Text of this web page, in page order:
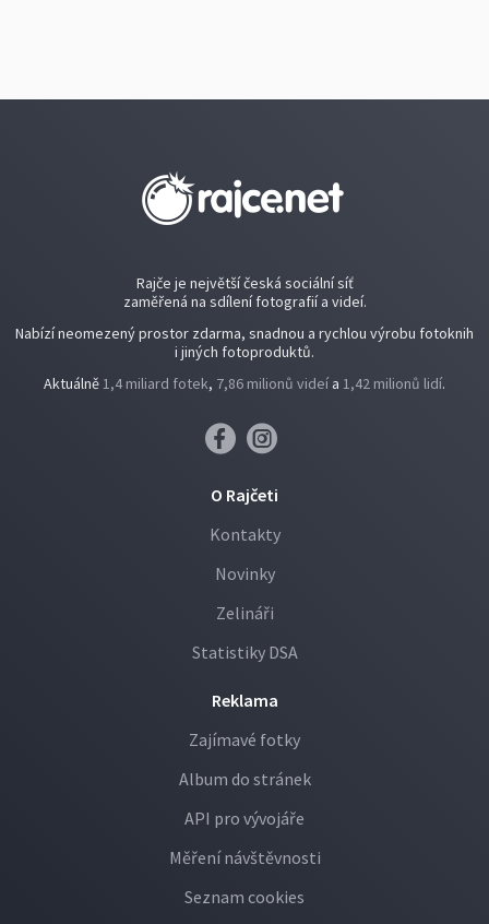
Rajče je největší česká sociální síť
zaměřená na sdílení fotografií a videí.
Nabízí neomezený prostor zdarma, snadnou a rychlou výrobu fotoknih
i jiných fotoproduktů.
Aktuálně1,4 miliard fotek, 7,86 milionů videí a 1,42 milionů lidí.
O Rajčeti
Kontakty
Novinky
Zelináři
Statistiky DSA
Reklama
Zajímavé fotky
Album do stránek
API pro vývojáře
Měření návštěvnosti
Seznam cookies